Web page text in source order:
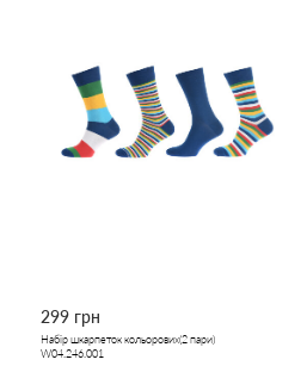
299 грн
Набір шкарпеток кольорових(2 пари)
W04.246.001